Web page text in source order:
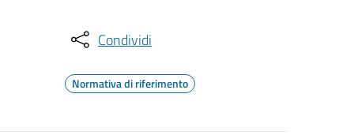
Condividi
Normativa di riferimento